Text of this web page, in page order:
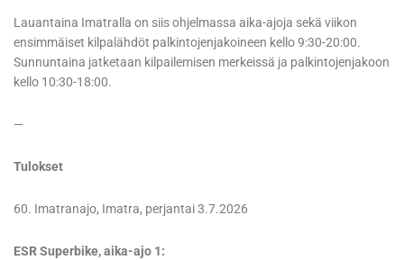
Lauantaina Imatralla on siis ohjelmassa aika-ajoja sekä viikon
ensimmäiset kilpalähdöt palkintojenjakoineen kello 9:30-20:00.
Sunnuntaina jatketaan kilpailemisen merkeissä ja palkintojenjakoon
kello 10:30-18:00.
—
Tulokset
60. Imatranajo, Imatra, perjantai 3.7.2026
ESR Superbike, aika-ajo 1: